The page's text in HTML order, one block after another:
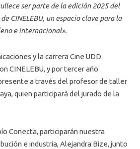
ser parte de la edición 2025 del
CINELEBU, un espacio clave para la
e internacional».
y la carrera Cine UDD
CINELEBU, y por tercer año
a través del profesor de taller
quien participará del jurado de la
Conecta, participarán nuestra
e industria, Alejandra Bize, junto